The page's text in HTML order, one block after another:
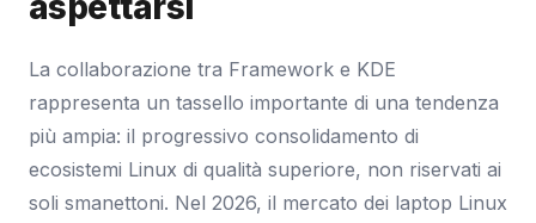
La collaborazione tra Framework e KDE
rappresenta un tassello importante di una tendenza
più ampia: il progressivo consolidamento di
ecosistemi Linux di qualità superiore, non riservati ai
soli smanettoni. Nel 2026, il mercato dei laptop Linux